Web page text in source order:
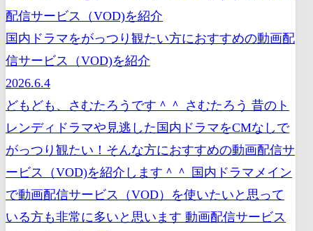
国内ドラマをがっつり観たい方におすすめの動画配
信サービス（VOD)を紹介
2026.6.4
どもども、さむたろうです＾＾ さむたろう 昔のト
レンディドラマや見逃した国内ドラマをCMなしで
がっつり観たい！そんな方におすすめの動画配信サ
ービス（VOD)を紹介します＾＾ 国内ドラマメイン
で動画配信サービス（VOD）を使いたいと思って
いる方も非常に多いと思います 動画配信サービス